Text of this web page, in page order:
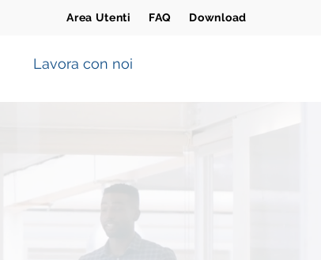
Area Utenti FAQ Download
Lavora con noi